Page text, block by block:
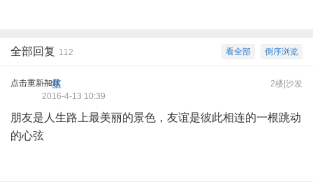
倒序浏览
看全部
全部回复 112
点击重新加载 2楼|沙发
一笙
2016-4-13 10:39
朋友是人生路上最美丽的景色，友谊是彼此相连的一根跳动
的心弦